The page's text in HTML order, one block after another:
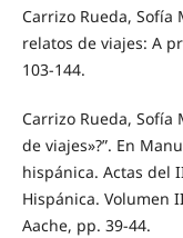
Carrizo Rueda, Sofía
relatos de viajes: A
103-144.
Carrizo Rueda, Sofía
de viajes»?”. En
hispánica. Actas del
Hispánica. Volumen
Aache, pp. 39-44.